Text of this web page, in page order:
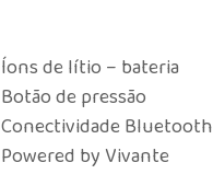
Íons de lítio – bateria
Botão de pressão
Conectividade Bluetooth
Powered by Vivante